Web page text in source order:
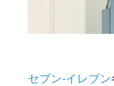
セブン-イレブン